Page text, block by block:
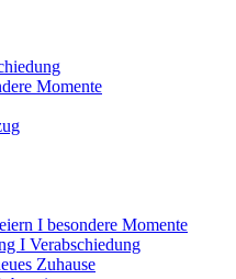
Momente
I besondere Momente
I Verabschiedung
Zuhause